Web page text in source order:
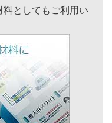
としてもご利用い